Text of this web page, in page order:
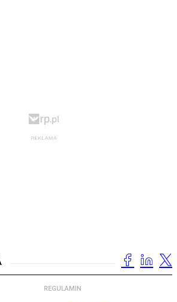
REGULAMIN